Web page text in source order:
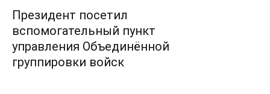
Президент посетил
вспомогательный пункт
управления Объединённой
группировки войск